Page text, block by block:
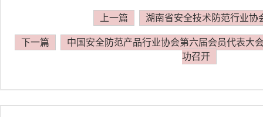
上一篇 湖南省安全技术防范行业协
下一篇
中国安全防范产品行业协会第六届会员代表大
功召开